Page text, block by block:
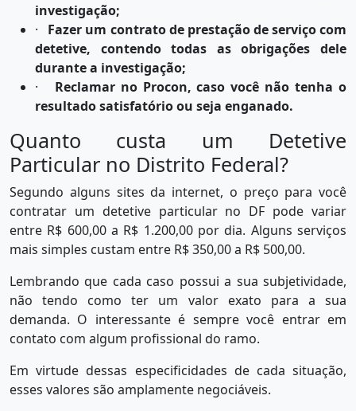
investigação;
· Fazer um contrato de prestação de serviço com
detetive, contendo todas as obrigações dele
durante a investigação;
· Reclamar no Procon, caso você não tenha o
resultado satisfatório ou seja enganado.
Quanto custa um Detetive
Particular no Distrito Federal?
Segundo alguns sites da internet, o preço para você
contratar um detetive particular no DF pode variar
entre R$ 600,00 a R$ 1.200,00 por dia. Alguns serviços
mais simples custam entre R$ 350,00 a R$ 500,00.
Lembrando que cada caso possui a sua subjetividade,
não tendo como ter um valor exato para a sua
demanda. O interessante é sempre você entrar em
contato com algum profissional do ramo.
Em virtude dessas especificidades de cada situação,
esses valores são amplamente negociáveis.